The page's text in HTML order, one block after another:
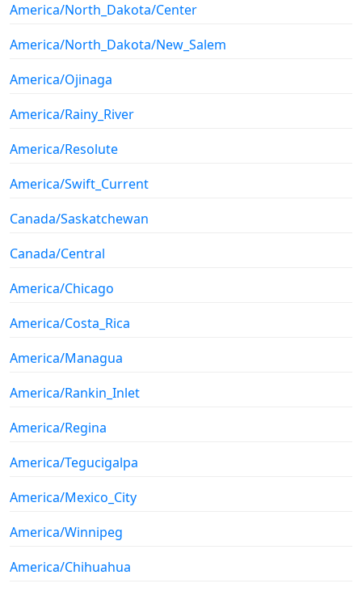
America/North_Dakota/Center
America/North_Dakota/New_Salem
America/Ojinaga
America/Rainy_River
America/Resolute
America/Swift_Current
Canada/Saskatchewan
Canada/Central
America/Chicago
America/Costa_Rica
America/Managua
America/Rankin_Inlet
America/Regina
America/Tegucigalpa
America/Mexico_City
America/Winnipeg
America/Chihuahua